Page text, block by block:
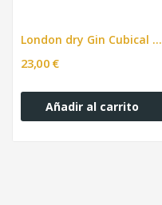
London dry Gin Cubical con vaso 700ml
23,00 €
Añadir al carrito